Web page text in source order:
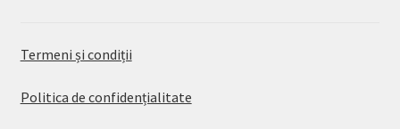
Termeni și condiții
Politica de confidențialitate